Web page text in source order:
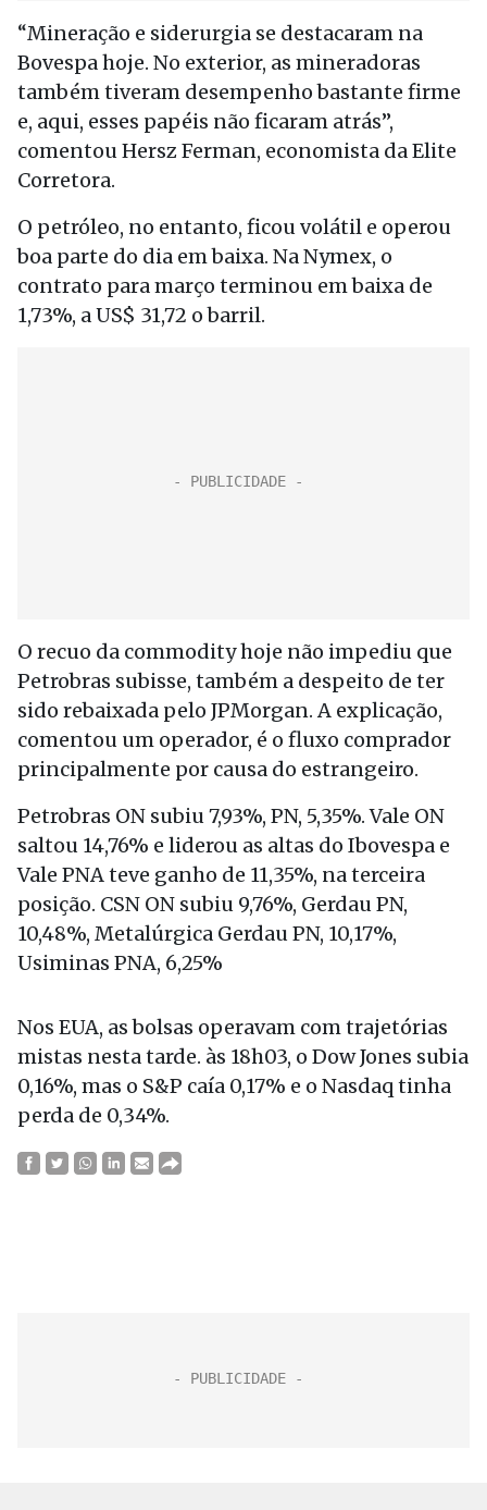
“Mineração e siderurgia se destacaram na
Bovespa hoje. No exterior, as mineradoras
também tiveram desempenho bastante firme
e, aqui, esses papéis não ficaram atrás”,
comentou Hersz Ferman, economista da Elite
Corretora.
O petróleo, no entanto, ficou volátil e operou
boa parte do dia em baixa. Na Nymex, o
contrato para março terminou em baixa de
1,73%, a US$ 31,72 o barril.
O recuo da commodity hoje não impediu que
Petrobras subisse, também a despeito de ter
sido rebaixada pelo JPMorgan. A explicação,
comentou um operador, é o fluxo comprador
principalmente por causa do estrangeiro.
Petrobras ON subiu 7,93%, PN, 5,35%. Vale ON
saltou 14,76% e liderou as altas do Ibovespa e
Vale PNA teve ganho de 11,35%, na terceira
posição. CSN ON subiu 9,76%, Gerdau PN,
10,48%, Metalúrgica Gerdau PN, 10,17%,
Usiminas PNA, 6,25%
Nos EUA, as bolsas operavam com trajetórias
mistas nesta tarde. às 18h03, o Dow Jones subia
0,16%, mas o S&P caía 0,17% e o Nasdaq tinha
perda de 0,34%.